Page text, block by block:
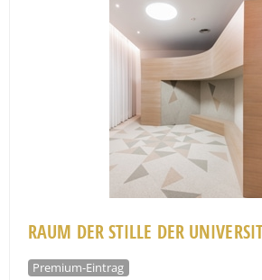
RAUM DER STILLE DER
Premium-Eintrag